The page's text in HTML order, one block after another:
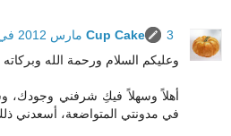
Cup Cake
3 مارس 2012 في 6:25 ص
وعليكم السلام ورحمة الله وبركاته
أهلاً وسهلاً فيكِ شرفني وجودك،
في مدونتي المتواضعة، أسعدني